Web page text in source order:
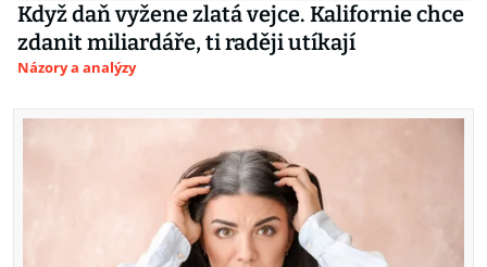
Když daň vyžene zlatá vejce. Kalifornie chce
zdanit miliardáře, ti raději utíkají
Názory a analýzy